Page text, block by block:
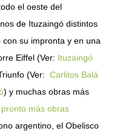
el oeste del
de Ituzaingó distintos
su impronta y en una
Eiffel (Ver: Ituzaingó
(Ver: Carlitos Balá
) y muchas obras más
más obras
argentino, el Obelisco